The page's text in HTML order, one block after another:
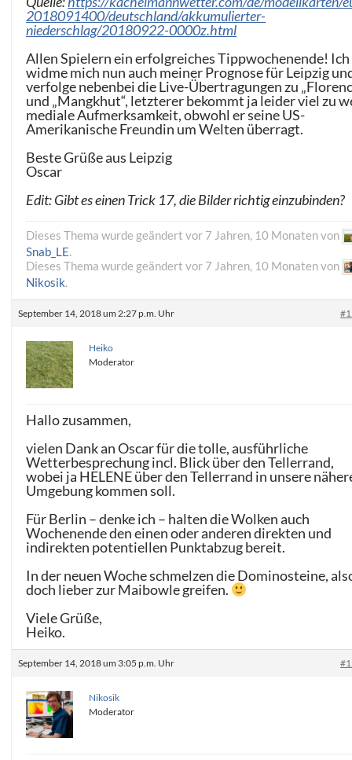
2018091400/deutschland/akkumulierter-
niederschlag/20180922-0000z.html
Allen Spielern ein erfolgreiches Tippwochenende! Ich
widme mich nun auch meiner Prognose für Leipzig
verfolge nebenbei die Live-Übertragungen zu
und „Mangkhut“, letzterer bekommt ja leider viel zu
mediale Aufmerksamkeit, obwohl er seine US-
Amerikanische Freundin um Welten überragt.
Beste Grüße aus Leipzig
Oscar
Edit: Gibt es einen Trick 17, die Bilder richtig einzubinden?
Dieses Thema wurde geändert vor 7 Jahren, 10 Monaten von
Snab_LE.
Dieses Thema wurde geändert vor 7 Jahren, 10 Monaten von
Nikosik.
September 14, 2018 um 2:27 p.m. Uhr
Heiko
Moderator
Hallo zusammen,
vielen Dank an Oscar für die tolle, ausführliche
Wetterbesprechung incl. Blick über den Tellerrand,
wobei ja HELENE über den Tellerrand in unsere
Umgebung kommen soll.
Für Berlin – denke ich – halten die Wolken auch
Wochenende den einen oder anderen direkten und
indirekten potentiellen Punktabzug bereit.
In der neuen Woche schmelzen die Dominosteine,
doch lieber zur Maibowle greifen.
Viele Grüße,
Heiko.
September 14, 2018 um 3:05 p.m. Uhr
Nikosik
Moderator